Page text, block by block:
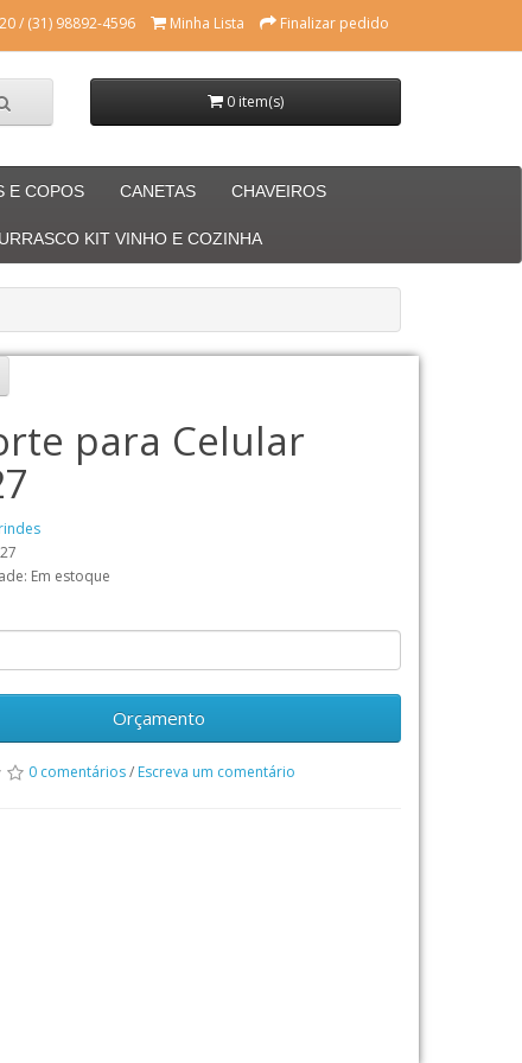
/ (31) 98892-4596 Minha Lista Finalizar pedido
0 item(s)
E COPOS CANETAS CHAVEIROS
KIT VINHO E COZINHA
para Celular
Em estoque
Orçamento
0 comentários/ Escreva um comentário